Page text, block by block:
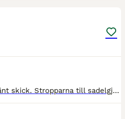
Grönt schabrak i fint använt skick. Stropparna till sadelgjorden är avklippta. Säljer av alla saker som blivit kvar efter försäljning av hästen, kolla gärna mina andra annonser så kanske det går att